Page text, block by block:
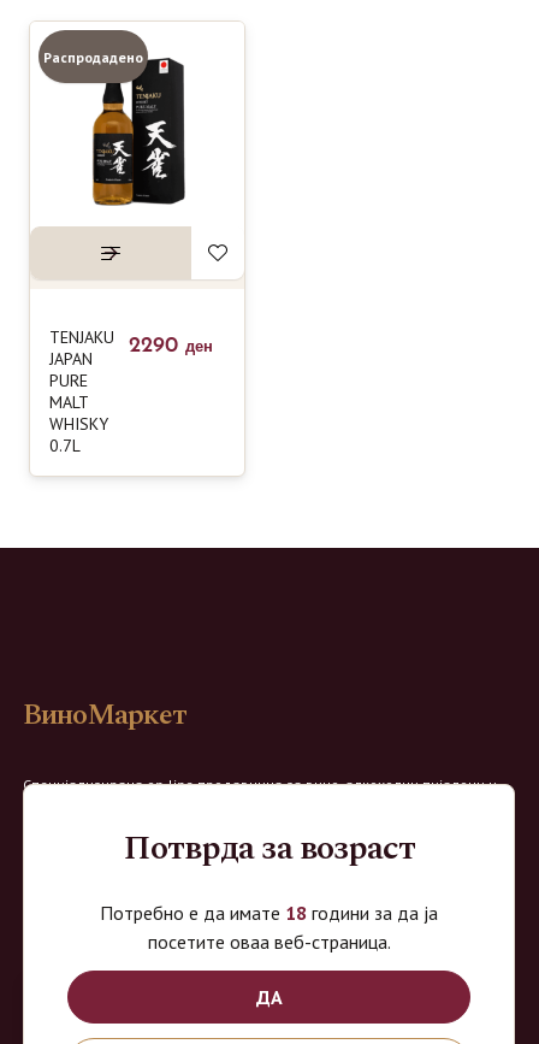
Распродадено
TENJAKU
JAPAN
PURE
MALT
WHISKY
0.7L
2290 ден
ВиноМаркет
Специјализирана on-line продавница за вино, алкохолни пијалоци и
домашните винарии, со избор на преку 8 винарии и 150 различни
Овозможено од:
Потврда за возраст
Потребно е да имате 18 години за да ја
посетите оваа веб-страница.
ДА